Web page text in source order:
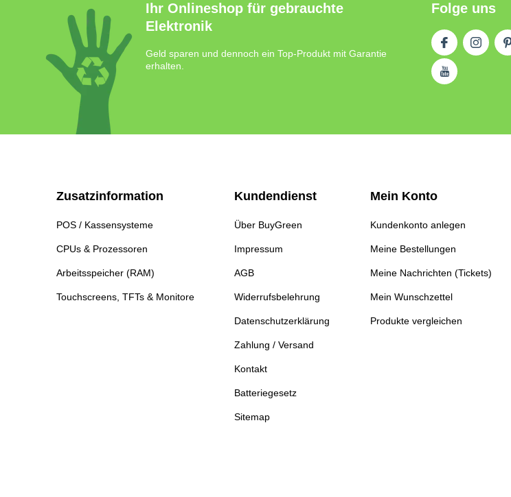
Ihr Onlineshop für gebrauchte
Elektronik
Geld sparen und dennoch ein Top-Produkt mit Garantie
erhalten.
Folge uns
Zusatzinformation
POS / Kassensysteme
CPUs & Prozessoren
Arbeitsspeicher (RAM)
Touchscreens, TFTs & Monitore
Kundendienst
Über BuyGreen
Impressum
AGB
Widerrufsbelehrung
Datenschutzerklärung
Zahlung / Versand
Kontakt
Batteriegesetz
Sitemap
Mein Konto
Kundenkonto anlegen
Meine Bestellungen
Meine Nachrichten (Tickets)
Mein Wunschzettel
Produkte vergleichen